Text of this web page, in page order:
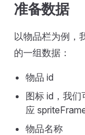
准备数据
以物品栏为例，
的一组数据：
物品 id
图标 id，我
应
物品名称